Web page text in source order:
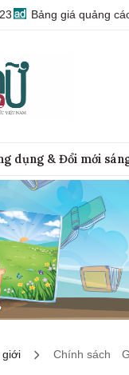
Bảng giá quảng
dụng & Đổi mới
giới Chính sách